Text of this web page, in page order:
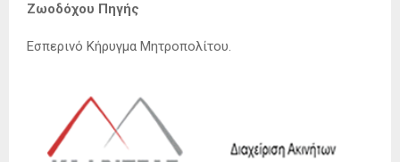
Ζωοδόχου Πηγής
Εσπερινό Κήρυγμα Μητροπολίτου.